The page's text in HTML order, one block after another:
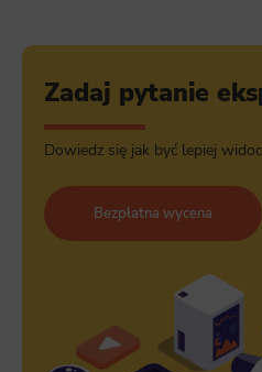
Zadaj pytanie
Dowiedz się jak być lepiej
Bezpłatna wycena